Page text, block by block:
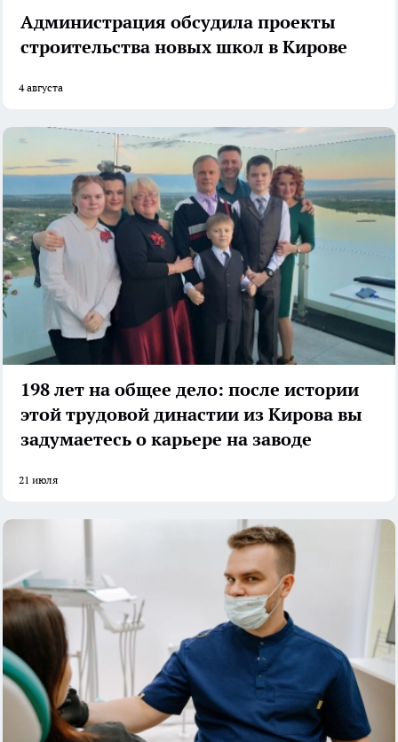
Администрация обсудила проекты
строительства новых школ в Кирове
4 августа
198 лет на общее дело: после истории
этой трудовой династии из Кирова вы
задумаетесь о карьере на заводе
21 июля